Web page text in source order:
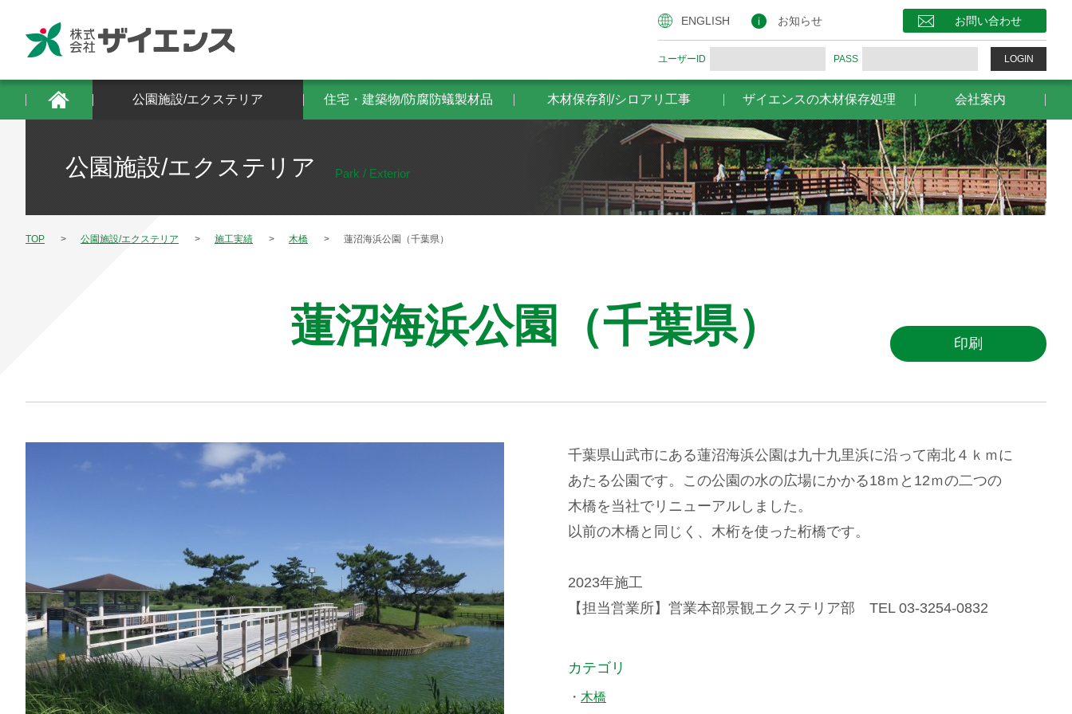
ENGLISH お知らせ お問い合わせ
ユーザーID PASS LOGIN
公園施設/エクステリア 住宅・建築物/防腐防蟻製材品 木材保存剤/シロアリ工事 ザイエンスの木材保存処理 会社案内
公園施設/エクステリア Park / Exterior
TOP 公園施設/エクステリア 施工実績 木橋 蓮沼海浜公園（千葉県）
蓮沼海浜公園（千葉県） 印刷
千葉県山武市にある蓮沼海浜公園は九十九里浜に沿って南北４ｋｍに
あたる公園です。この公園の水の広場にかかる18ｍと12ｍの二つの
木橋を当社でリニューアルしました。
以前の木橋と同じく、木桁を使った桁橋です。
2023年施工
【担当営業所】営業本部景観エクステリア部 TEL 03-3254-0832
カテゴリ
木橋
ザイエンスの木材保存処理 会社案内 お問い合わせ